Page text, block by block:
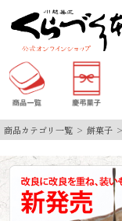
商品カテゴリ一覧 餅菓子